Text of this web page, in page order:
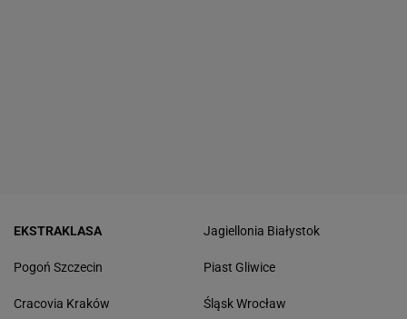
EKSTRAKLASA
Pogoń Szczecin
Cracovia Kraków
Jagiellonia Białystok
Piast Gliwice
Śląsk Wrocław